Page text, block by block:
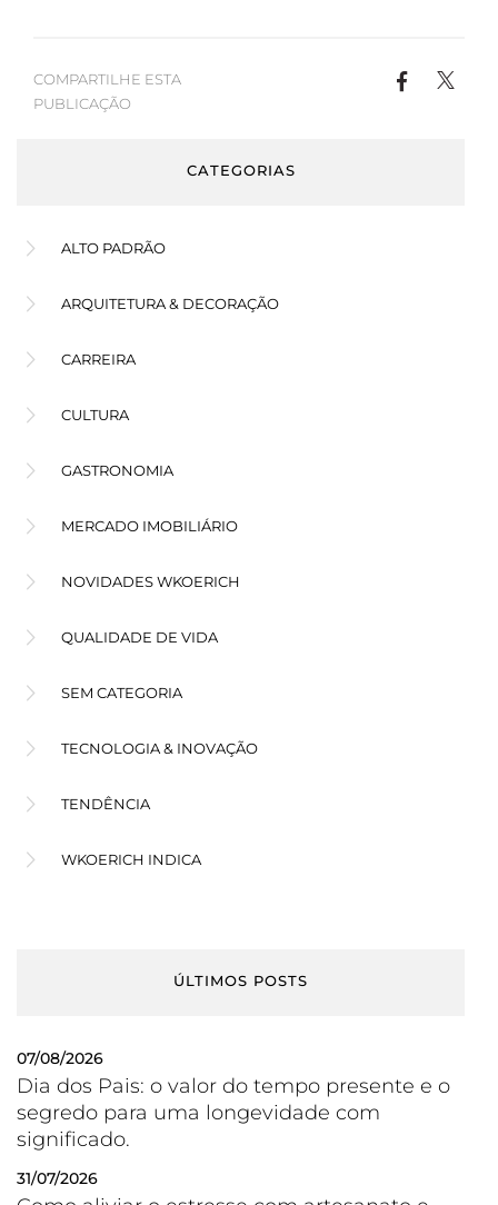
COMPARTILHE ESTA
PUBLICAÇÃO
CATEGORIAS
ALTO PADRÃO
ARQUITETURA & DECORAÇÃO
CARREIRA
CULTURA
GASTRONOMIA
MERCADO IMOBILIÁRIO
NOVIDADES WKOERICH
QUALIDADE DE VIDA
SEM CATEGORIA
TECNOLOGIA & INOVAÇÃO
TENDÊNCIA
WKOERICH INDICA
ÚLTIMOS POSTS
07/08/2026
Dia dos Pais: o valor do tempo presente e o
segredo para uma longevidade com
significado.
31/07/2026